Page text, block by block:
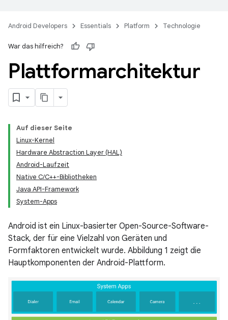
Android Developers Essentials Platform Technologie
War das hilfreich?
Plattformarchitektur
Auf dieser Seite
Linux-Kernel
Hardware Abstraction Layer (HAL)
Android-Laufzeit
Native C/C++-Bibliotheken
Java API-Framework
System-Apps
Android ist ein Linux-basierter Open-Source-Software-
Stack, der für eine Vielzahl von Geräten und
Formfaktoren entwickelt wurde. Abbildung 1 zeigt die
Hauptkomponenten der Android-Plattform.